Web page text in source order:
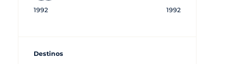
1992 1992
Destinos